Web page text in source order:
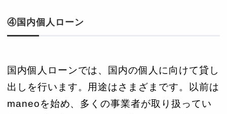
④国内個人ローン
国内個人ローンでは、国内の個人に向けて貸し
出しを行います。用途はさまざまです。以前は
maneoを始め、多くの事業者が取り扱ってい